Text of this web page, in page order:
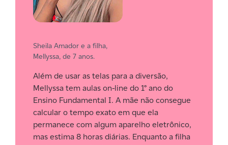
Sheila Amador e a filha,
Mellyssa, de 7 anos.
Além de usar as telas para a diversão,
Mellyssa tem aulas on-line do 1° ano do
Ensino Fundamental I. A mãe não consegue
calcular o tempo exato em que ela
permanece com algum aparelho eletrônico,
mas estima 8 horas diárias. Enquanto a filha